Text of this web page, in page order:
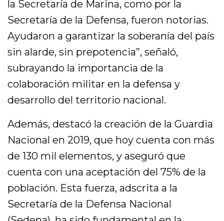
la Secretaría de Marina, como por la
Secretaría de la Defensa, fueron notorias.
Ayudaron a garantizar la soberanía del país
sin alarde, sin prepotencia”, señaló,
subrayando la importancia de la
colaboración militar en la defensa y
desarrollo del territorio nacional.
Además, destacó la creación de la Guardia
Nacional en 2019, que hoy cuenta con más
de 130 mil elementos, y aseguró que
cuenta con una aceptación del 75% de la
población. Esta fuerza, adscrita a la
Secretaría de la Defensa Nacional